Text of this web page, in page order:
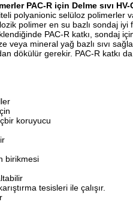
PAC-R için Delme sıvı HV-
polyanionic selüloz polimerler
polimer en su bazlı sondaj iyi
PAC-R katkı, sondaj
veya mineral yağ bazlı sıvı
dökülür gerekir. PAC-R katkı
koruyucu
birikmesi
tesisleri ile çalışır.